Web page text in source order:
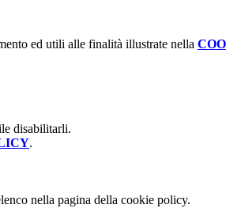
ed utili alle finalità illustrate nella
disabilitarli.
.
nella pagina della cookie policy.